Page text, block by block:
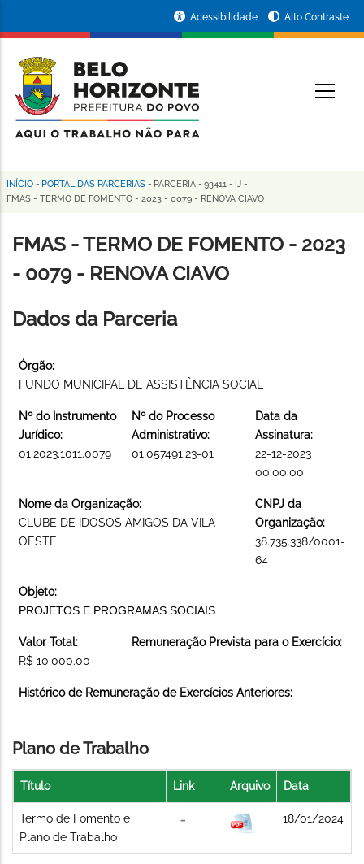
conteúdo
principal
da
Prefeitura
de
Horizonte
Acessibilidade Alto Contraste
Trilha
navegação
INÍCIO - PORTAL DAS PARCERIAS - PARCERIA - 93411 - IJ -
FMAS - TERMO DE FOMENTO - 2023 - 0079 - RENOVA CIAVO
FMAS - TERMO DE FOMENTO - 2023
- 0079 - RENOVA CIAVO
Dados da Parceria
Órgão:
FUNDO MUNICIPAL DE ASSISTÊNCIA SOCIAL
Nº do Instrumento
Jurídico:
01.2023.1011.0079
Nº do Processo
Administrativo:
01.057491.23-01
Data da
Assinatura:
22-12-2023
00:00:00
Nome da Organização:
CLUBE DE IDOSOS AMIGOS DA VILA
OESTE
CNPJ da
Organização:
38.735.338/0001-
64
Objeto:
PROJETOS E PROGRAMAS SOCIAIS
Valor Total:
R$ 10,000.00
Remuneração Prevista para o Exercício:
Histórico de Remuneração de Exercícios Anteriores:
Plano de Trabalho
Título Link Arquivo Data
Termo de Fomento e
Plano de Trabalho
18/01/2024